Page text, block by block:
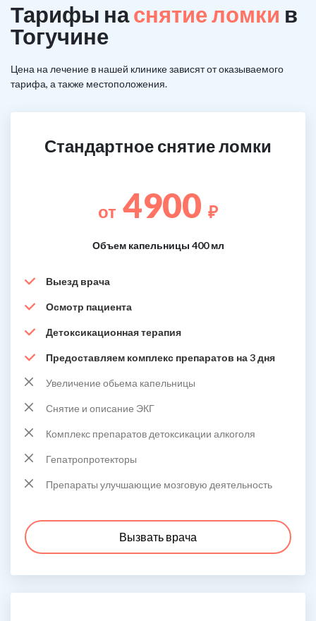
Тарифы наснятие ломки в
Тогучине
Цена на лечение в нашей клинике зависят от оказываемого
тарифа, а также местоположения.
Стандартное снятие ломки
от 4900 ₽
Объем капельницы 400 мл
Выезд врача
Осмотр пациента
Детоксикационная терапия
Предоставляем комплекс препаратов на 3 дня
Увеличение обьема капельницы
Снятие и описание ЭКГ
Комплекс препаратов детоксикации алкоголя
Гепатропротекторы
Препараты улучшающие мозговую деятельность
Вызвать врача